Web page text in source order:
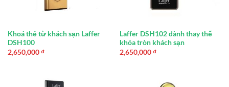
Khoá thẻ từ khách sạn Laffer
DSH100
2,650,000 ₫
Laffer DSH102 dành thay thế
khóa tròn khách sạn
2,650,000 ₫